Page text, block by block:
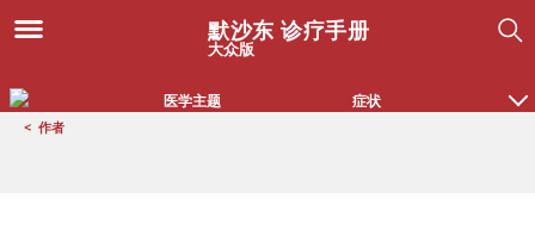
默沙东 诊疗手册
大众版
医学主题 症状
< 作者